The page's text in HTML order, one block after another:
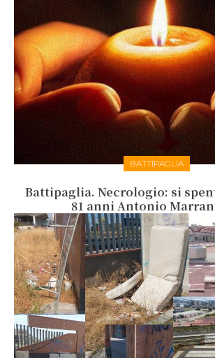
BATTIPAGLIA
Battipaglia. Necrologio: si
81 anni Antonio